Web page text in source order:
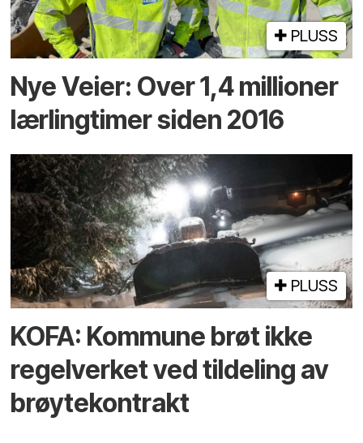
PLUSS
Nye Veier: Over 1,4 millioner
lærlingtimer siden 2016
PLUSS
KOFA: Kommune brøt ikke
regelverket ved tildeling av
brøytekontrakt